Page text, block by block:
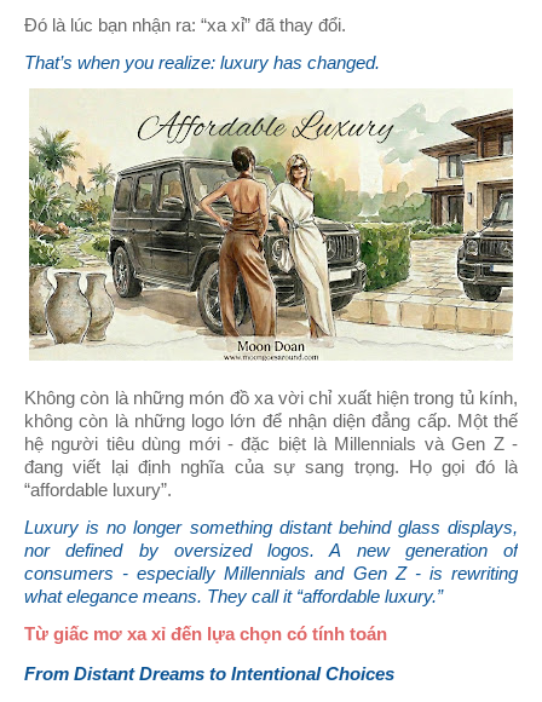
Đó là lúc bạn nhận ra: “xa xỉ” đã thay đổi.
That’s when you realize: luxury has changed.
Không còn là những món đồ xa vời chỉ xuất hiện trong tủ kính,
không còn là những logo lớn để nhận diện đẳng cấp. Một thế
hệ người tiêu dùng mới - đặc biệt là Millennials và Gen Z -
đang viết lại định nghĩa của sự sang trọng. Họ gọi đó là
“affordable luxury”.
Luxury is no longer something distant behind glass displays,
nor defined by oversized logos. A new generation of
consumers - especially Millennials and Gen Z - is rewriting
what elegance means. They call it “affordable luxury.”
Từ giấc mơ xa xỉ đến lựa chọn có tính toán
From Distant Dreams to Intentional Choices